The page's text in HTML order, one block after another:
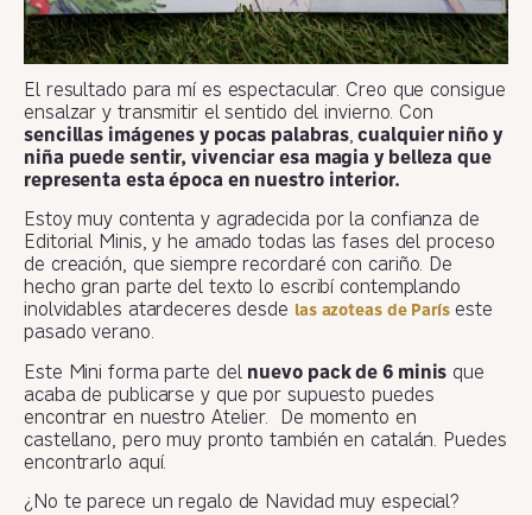
El resultado para mí es espectacular. Creo que consigue
ensalzar y transmitir el sentido del invierno. Con
sencillas imágenes y pocas palabras, cualquier niño y
niña puede sentir, vivenciar esa magia y belleza que
representa esta época en nuestro interior.
Estoy muy contenta y agradecida por la confianza de
Editorial Minis, y he amado todas las fases del proceso
de creación, que siempre recordaré con cariño. De
hecho gran parte del texto lo escribí contemplando
inolvidables atardeceres desde las azoteas de París este
pasado verano.
Este Mini forma parte del nuevo pack de 6 minis que
acaba de publicarse y que por supuesto puedes
encontrar en nuestro Atelier. De momento en
castellano, pero muy pronto también en catalán. Puedes
encontrarlo aquí.
¿No te parece un regalo de Navidad muy especial?